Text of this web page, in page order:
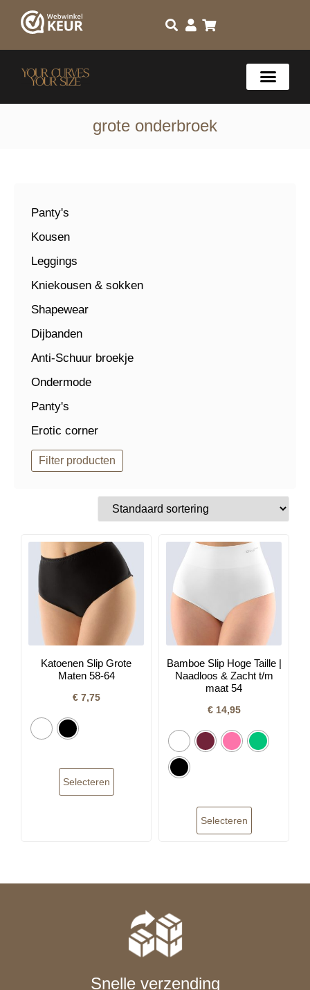
grote onderbroek
Panty's
Kousen
Leggings
Kniekousen & sokken
Shapewear
Dijbanden
Anti-Schuur broekje
Ondermode
Panty's
Erotic corner
Filter producten
Katoenen Slip Grote
Maten 58-64
€7,75
Selecteren
Bamboe Slip Hoge Taille |
Naadloos & Zacht t/m
maat 54
€14,95
Selecteren
Snelle verzending